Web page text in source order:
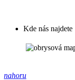
Kde nás najdete
nahoru